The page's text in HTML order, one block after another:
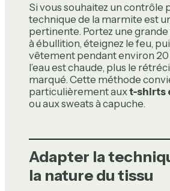
Si vous souhaitez un contrôle
technique de la marmite est
pertinente. Portez une grande
à ébullition, éteignez le feu,
vêtement pendant environ 20
l’eau est chaude, plus le
marqué. Cette méthode
particulièrement auxt-shirts
ou aux sweats à capuche.
Adapter la
la nature du tissu